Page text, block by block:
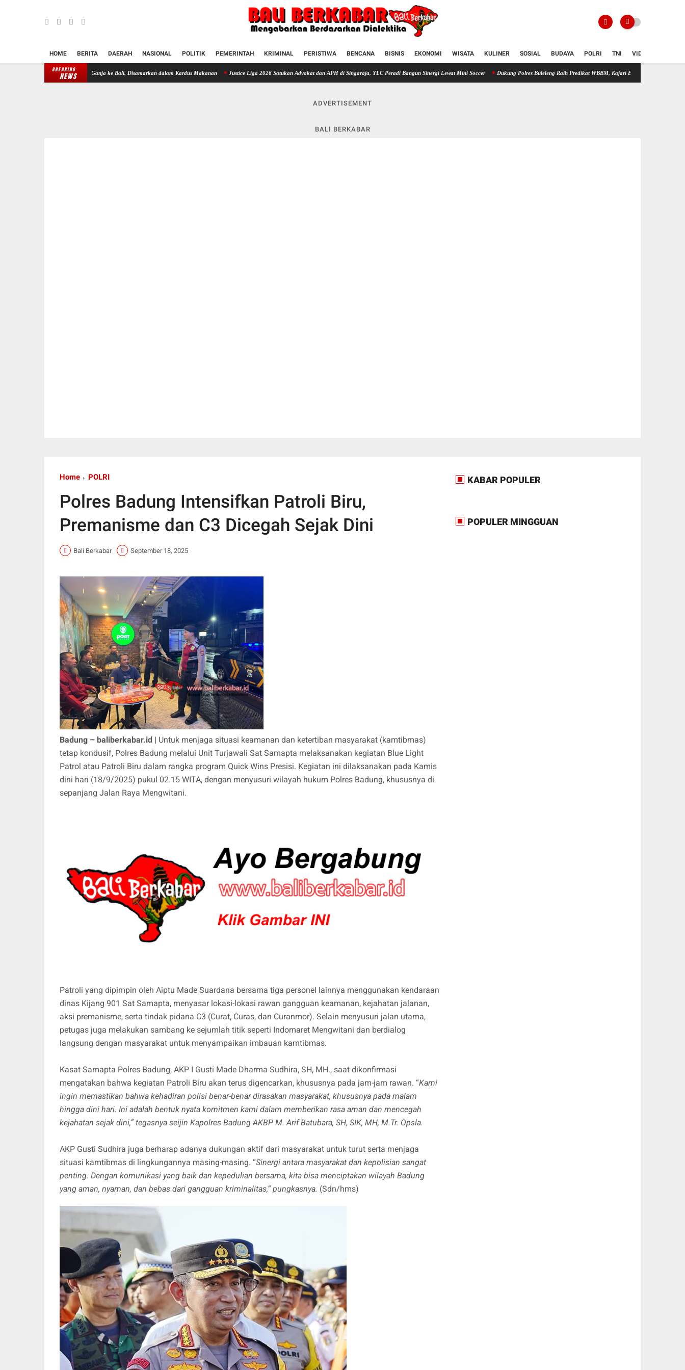
HOME BERITA DAERAH NASIONAL POLITIK PEMERINTAH KRIMINAL PERISTIWA BENCANA BISNIS EKONOMI WISATA KULINER SOSIAL BUDAYA POLRI TNI VIDIO
BREAKING
NEWS
10 Kilogram Ganja ke Bali, Disamarkan dalam Kardus Makanan Justice Liga 2026 Satukan Advokat dan APH di Singaraja, YLC Peradi Bangun Sinergi Lewat Mini Soccer Dukung Polres Buleleng Raih Predikat WBBM, Kajari Buleleng Dicky Darmawan:
ADVERTISEMENT
BALI BERKABAR
Home POLRI
Polres Badung Intensifkan Patroli Biru,
Premanisme dan C3 Dicegah Sejak Dini
Bali Berkabar September 18, 2025
Badung – baliberkabar.id | Untuk menjaga situasi keamanan dan ketertiban masyarakat (kamtibmas)
tetap kondusif, Polres Badung melalui Unit Turjawali Sat Samapta melaksanakan kegiatan Blue Light
Patrol atau Patroli Biru dalam rangka program Quick Wins Presisi. Kegiatan ini dilaksanakan pada Kamis
dini hari (18/9/2025) pukul 02.15 WITA, dengan menyusuri wilayah hukum Polres Badung, khususnya di
sepanjang Jalan Raya Mengwitani.
Patroli yang dipimpin oleh Aiptu Made Suardana bersama tiga personel lainnya menggunakan kendaraan
dinas Kijang 901 Sat Samapta, menyasar lokasi-lokasi rawan gangguan keamanan, kejahatan jalanan,
aksi premanisme, serta tindak pidana C3 (Curat, Curas, dan Curanmor). Selain menyusuri jalan utama,
petugas juga melakukan sambang ke sejumlah titik seperti Indomaret Mengwitani dan berdialog
langsung dengan masyarakat untuk menyampaikan imbauan kamtibmas.
Kasat Samapta Polres Badung, AKP I Gusti Made Dharma Sudhira, SH, MH., saat dikonfirmasi
mengatakan bahwa kegiatan Patroli Biru akan terus digencarkan, khususnya pada jam-jam rawan. “Kami
ingin memastikan bahwa kehadiran polisi benar-benar dirasakan masyarakat, khususnya pada malam
hingga dini hari. Ini adalah bentuk nyata komitmen kami dalam memberikan rasa aman dan mencegah
kejahatan sejak dini,” tegasnya seijin Kapolres Badung AKBP M. Arif Batubara, SH, SIK, MH, M.Tr. Opsla.
AKP Gusti Sudhira juga berharap adanya dukungan aktif dari masyarakat untuk turut serta menjaga
situasi kamtibmas di lingkungannya masing-masing. “Sinergi antara masyarakat dan kepolisian sangat
penting. Dengan komunikasi yang baik dan kepedulian bersama, kita bisa menciptakan wilayah Badung
yang aman, nyaman, dan bebas dari gangguan kriminalitas,” pungkasnya. (Sdn/hms)
KABAR POPULER
POPULER MINGGUAN